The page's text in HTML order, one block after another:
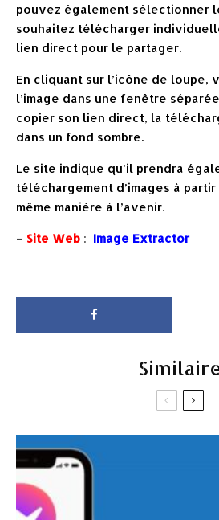
pouvez également sélectionner
souhaitez télécharger
lien direct pour le partager.
En cliquant sur l’icône de loupe,
l’image dans une fenêtre
copier son lien direct, la
dans un fond sombre.
Le site indique qu’il prendra
téléchargement d’images à partir
même manière à l’avenir.
– Site Web : Image Extractor